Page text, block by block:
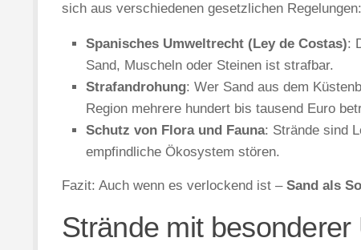
sich aus verschiedenen gesetzlichen Regelungen:
Spanisches Umweltrecht (Ley de Costas):
Sand, Muscheln oder Steinen ist strafbar.
Strafandrohung: Wer Sand aus dem
Region mehrere hundert bis tausend Euro
Schutz von Flora und Fauna: Strände sind
empfindliche Ökosystem stören.
Fazit: Auch wenn es verlockend ist – Sand als
Strände mit